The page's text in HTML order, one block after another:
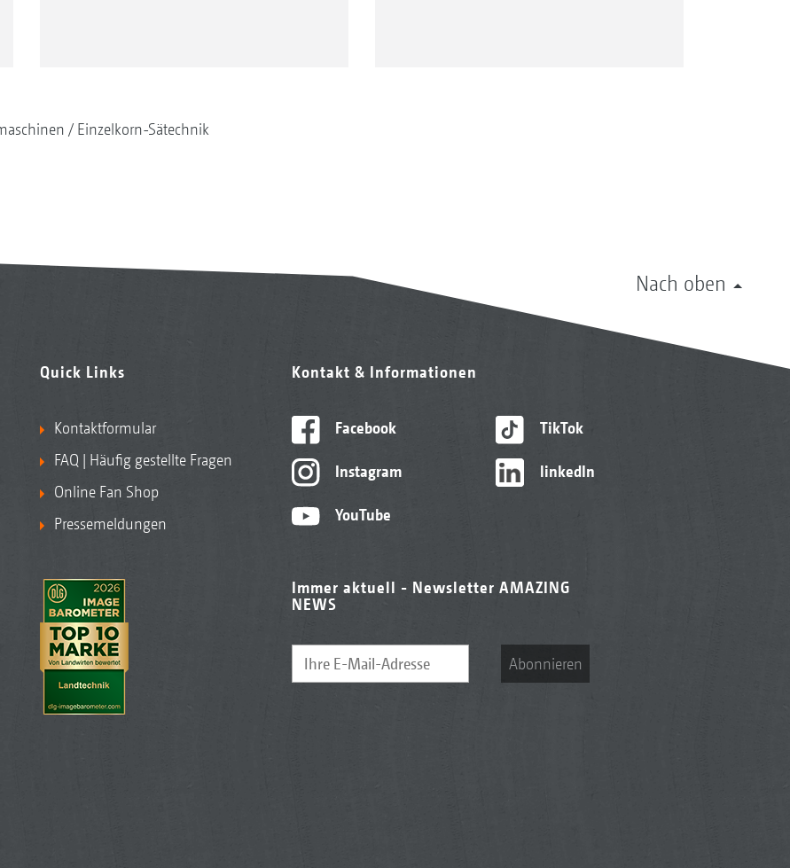
Einzelkorn-Sätechnik
Nach oben
Quick Links
Kontaktformular
FAQ | Häufig gestellte Fragen
Online Fan Shop
Pressemeldungen
Kontakt & Informationen
Facebook
Instagram
YouTube
TikTok
linkedIn
Immer aktuell - Newsletter AMAZING
NEWS
Abonnieren